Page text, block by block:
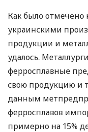
Как было
украинскими
продукции и
удалось.
ферросплавные
свою продукцию и
данным
ферросплавов
примерно на 15%